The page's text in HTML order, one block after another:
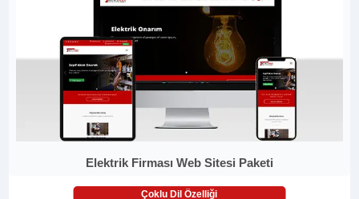
Elektrik Firması Web Sitesi Paketi
Çoklu Dil Özelliği